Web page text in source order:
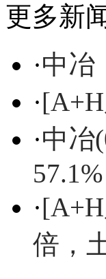
更多新
·中冶
·
·中冶
57.1%
·
倍，